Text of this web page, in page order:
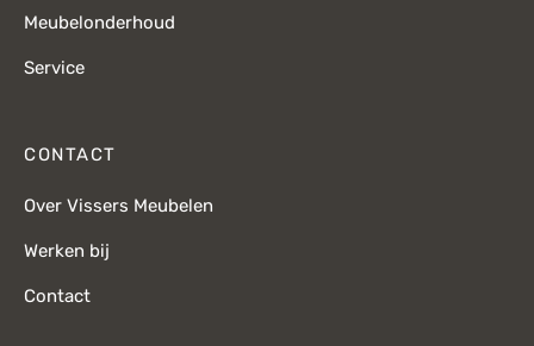
Meubelonderhoud
Service
CONTACT
Over Vissers Meubelen
Werken bij
Contact